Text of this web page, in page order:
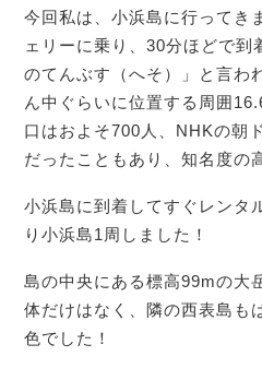
今回私は、小浜島に行ってき
ェリーに乗り、30分ほどで到
のてんぶす（へそ）」と言わ
ん中ぐらいに位置する周囲
口はおよそ700人、NHKの朝
だったこともあり、知名度の
小浜島に到着してすぐレンタ
り小浜島1周しました！
島の中央にある標高99mの大
体だけはなく、隣の西表島も
色でした！